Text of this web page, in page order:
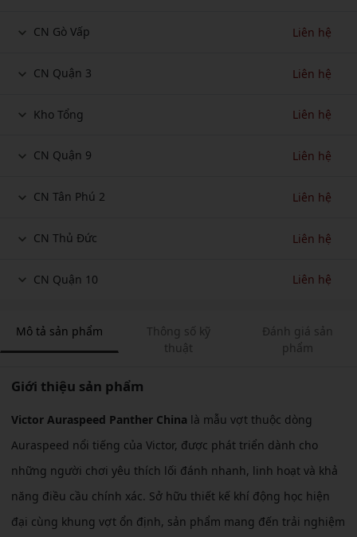
CN Gò Vấp Liên hệ
CN Quận 3 Liên hệ
Kho Tổng Liên hệ
CN Quận 9 Liên hệ
CN Tân Phú 2 Liên hệ
CN Thủ Đức Liên hệ
CN Quận 10 Liên hệ
Mô tả sản phẩm
Thông số kỹ
thuật
Đánh giá sản
phẩm
Giới thiệu sản phẩm
Victor Auraspeed Panther China là mẫu vợt thuộc dòng
Auraspeed nổi tiếng của Victor, được phát triển dành cho
những người chơi yêu thích lối đánh nhanh, linh hoạt và khả
năng điều cầu chính xác. Sở hữu thiết kế khí động học hiện
đại cùng khung vợt ổn định, sản phẩm mang đến trải nghiệm